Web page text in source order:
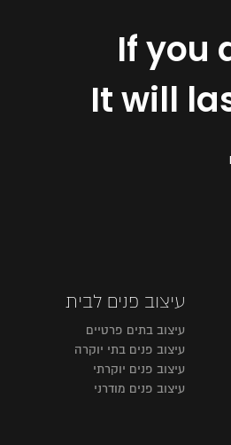
If you
It will
עיצוב פנים לבית
עיצוב בתים פרטיים
עיצוב פנים בתי יוקרה
עיצוב פנים יוקרתי
עיצוב פנים מודרני